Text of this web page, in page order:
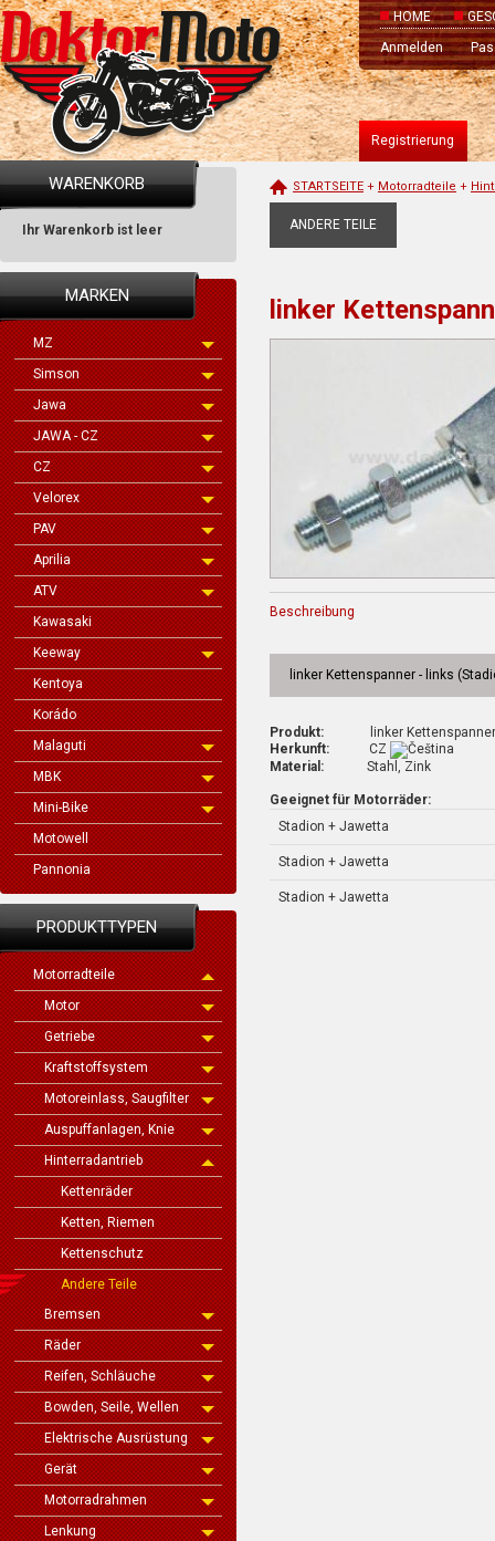
HOME
Anmelden
Registrierung
WARENKORB
Ihr Warenkorb ist leer
MARKEN
MZ
Simson
Jawa
JAWA - CZ
CZ
Velorex
PAV
Aprilia
ATV
Kawasaki
Keeway
Kentoya
Korádo
Malaguti
MBK
Mini-Bike
Motowell
Pannonia
PRODUKTTYPEN
Motorradteile
Motor
Getriebe
Kraftstoffsystem
Motoreinlass, Saugfilter
Auspuffanlagen, Knie
Hinterradantrieb
Kettenräder
Ketten, Riemen
Kettenschutz
Andere Teile
Bremsen
Räder
Reifen, Schläuche
Bowden, Seile, Wellen
Elektrische Ausrüstung
Gerät
Motorradrahmen
Lenkung
STARTSEITE + Motorradteile +
ANDERE TEILE
linker
Beschreibung
linker Kettenspanner - links
Produkt: linker Kettenspanner
Herkunft: CZ
Material: Stahl, Zink
Geeignet für Motorräder:
Stadion + Jawetta
Stadion + Jawetta
Stadion + Jawetta